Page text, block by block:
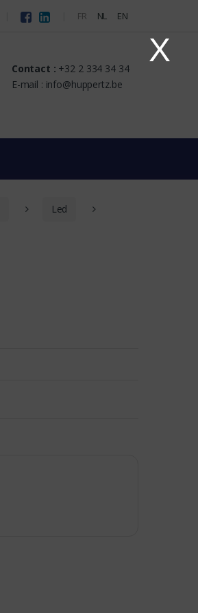
X
FR NL EN
Contact : +32 2 334 34 34
E-mail : info@huppertz.be
Led